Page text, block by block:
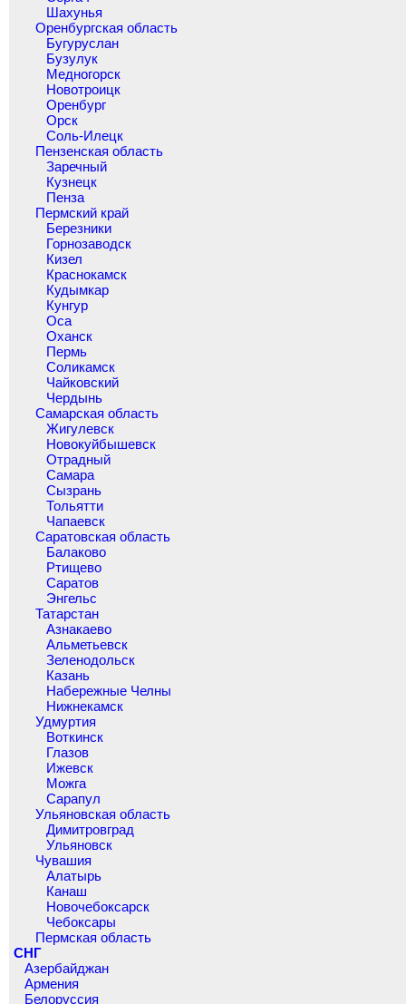
Шахунья
Оренбургская область
Бугуруслан
Бузулук
Медногорск
Новотроицк
Оренбург
Орск
Соль-Илецк
Пензенская область
Заречный
Кузнецк
Пенза
Пермский край
Березники
Горнозаводск
Кизел
Краснокамск
Кудымкар
Кунгур
Оса
Оханск
Пермь
Соликамск
Чайковский
Чердынь
Самарская область
Жигулевск
Новокуйбышевск
Отрадный
Самара
Сызрань
Тольятти
Чапаевск
Саратовская область
Балаково
Ртищево
Саратов
Энгельс
Татарстан
Азнакаево
Альметьевск
Зеленодольск
Казань
Набережные Челны
Нижнекамск
Удмуртия
Воткинск
Глазов
Ижевск
Можга
Сарапул
Ульяновская область
Димитровград
Ульяновск
Чувашия
Алатырь
Канаш
Новочебоксарск
Чебоксары
Пермская область
СНГ
Азербайджан
Армения
Белоруссия